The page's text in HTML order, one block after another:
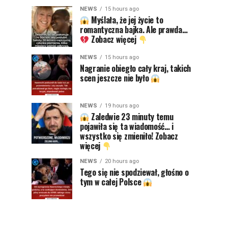
NEWS 15 hours ago
Myślała, że jej życie to
romantyczna bajka. Ale prawda…
Zobacz więcej
NEWS 15 hours ago
Nagranie obiegło cały kraj, takich
scen jeszcze nie było
NEWS 19 hours ago
Zaledwie 23 minuty temu
pojawiła się ta wiadomość… i
wszystko się zmieniło! Zobacz
więcej
NEWS 20 hours ago
Tego się nie spodziewał, głośno o
tym w całej Polsce